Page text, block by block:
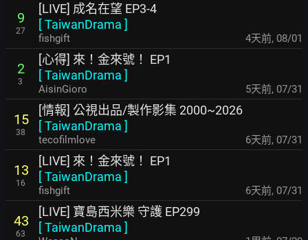
9
27
[LIVE] 成名在望 EP3-4
[TaiwanDrama ]
fishgift 4天前, 08/01
2
3
[心得] 來！金來號！ EP1
[TaiwanDrama ]
AisinGioro 5天前, 07/31
15
38
[情報] 公視出品/製作影集 2000~2026
[TaiwanDrama ]
tecofilmlove 6天前, 07/31
13
16
[LIVE] 來！金來號！ EP1
[TaiwanDrama ]
fishgift 6天前, 07/31
43
63
[LIVE] 寶島西米樂 守護 EP299
[TaiwanDrama ]